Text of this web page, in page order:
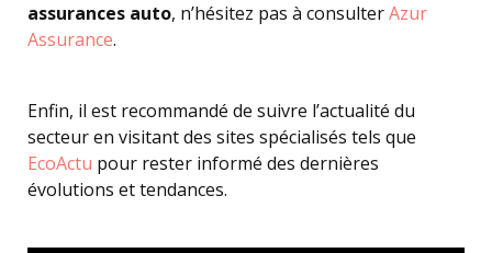
assurances auto, n’hésitez pas à consulterAzur
Assurance.
Enfin, il est recommandé de suivre l’actualité du
secteur en visitant des sites spécialisés tels que
EcoActu pour rester informé des dernières
évolutions et tendances.